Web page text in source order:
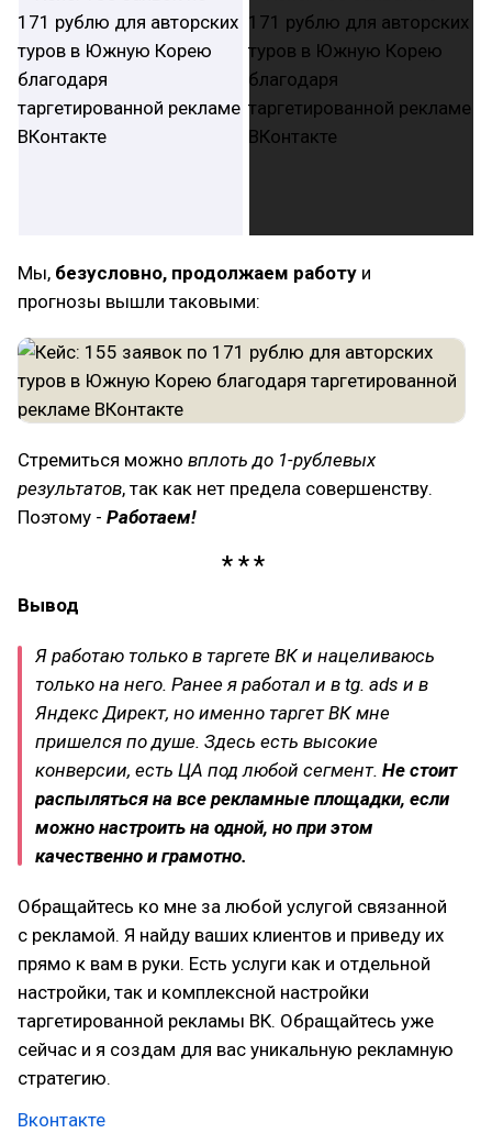
Мы, безусловно, продолжаем работу и
прогнозы вышли таковыми:
Стремиться можно вплоть до 1-рублевых
результатов, так как нет предела совершенству.
Поэтому - Работаем!
Вывод
Я работаю только в таргете ВК и нацеливаюсь
только на него. Ранее я работал и в tg. ads и в
Яндекс Директ, но именно таргет ВК мне
пришелся по душе. Здесь есть высокие
конверсии, есть ЦА под любой сегмент. Не стоит
распыляться на все рекламные площадки, если
можно настроить на одной, но при этом
качественно и грамотно.
Обращайтесь ко мне за любой услугой связанной
с рекламой. Я найду ваших клиентов и приведу их
прямо к вам в руки. Есть услуги как и отдельной
настройки, так и комплексной настройки
таргетированной рекламы ВК. Обращайтесь уже
сейчас и я создам для вас уникальную рекламную
стратегию.
Вконтакте